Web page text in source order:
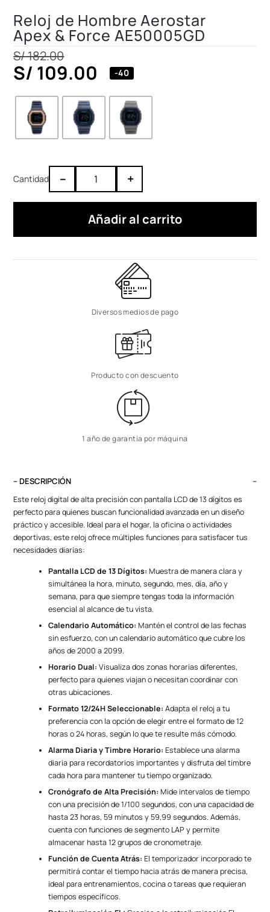
Reloj de Hombre Aerostar
Apex & Force AE50005GD
S/182.00
S/ 109.00 -40
– +
Añadir al carrito
Diversos medios de pago
Producto con descuento
1 año de garantía por máquina
– DESCRIPCIÓN
Este reloj digital de alta precisión con pantalla LCD de 13 dígitos es
perfecto para quienes buscan funcionalidad avanzada en un diseño
práctico y accesible. Ideal para el hogar, la oficina o actividades
deportivas, este reloj ofrece múltiples funciones para satisfacer tus
necesidades diarias:
Pantalla LCD de 13 Dígitos: Muestra de manera clara y
simultánea la hora, minuto, segundo, mes, día, año y
semana, para que siempre tengas toda la información
esencial al alcance de tu vista.
Calendario Automático: Mantén el control de las fechas
sin esfuerzo, con un calendario automático que cubre los
años de 2000 a 2099.
Horario Dual: Visualiza dos zonas horarias diferentes,
perfecto para quienes viajan o necesitan coordinar con
otras ubicaciones.
Formato 12/24H Seleccionable: Adapta el reloj a tu
preferencia con la opción de elegir entre el formato de 12
horas o 24 horas, según lo que te resulte más cómodo.
Alarma Diaria y Timbre Horario: Establece una alarma
diaria para recordatorios importantes y disfruta del timbre
cada hora para mantener tu tiempo organizado.
Cronógrafo de Alta Precisión: Mide intervalos de tiempo
con una precisión de 1/100 segundos, con una capacidad de
hasta 23 horas, 59 minutos y 59,99 segundos. Además,
cuenta con funciones de segmento LAP y permite
almacenar hasta 12 grupos de cronometraje.
Función de Cuenta Atrás: El temporizador incorporado te
permitirá contar el tiempo hacia atrás de manera precisa,
ideal para entrenamientos, cocina o tareas que requieran
tiempos específicos.